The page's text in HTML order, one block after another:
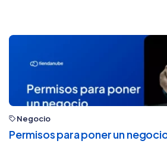
Negocio
Permisos para poner un